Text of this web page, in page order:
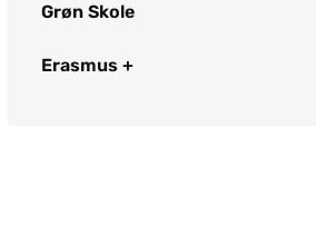
Grøn Skole
Erasmus +